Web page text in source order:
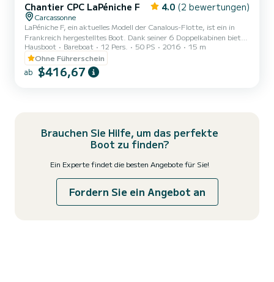
Chantier CPC LaPéniche F 4.0 (2 bewertungen)
Carcassonne
LaPéniche F, ein aktuelles Modell der Canalous-Flotte, ist ein in
Frankreich hergestelltes Boot. Dank seiner 6 Doppelkabinen bietet
es Platz für bis zu 12 Personen an Bord: beispiellos in der Welt der
Flussbootvermietung.< br> Seine 6 Doppelkabinen werden durch
3 Sanitäranlagen ergänzt, d. h. 3 Duschen, 3 Waschbecken und 3
Toiletten an Bord. An Bord finden Sie einen großen Wohnraum, in
Hausboot Bareboat 12 Pers. 50 PS 2016
15 m
Ohne Führerschein
ab $416,67
Brauchen Sie Hilfe, um das perfekte
Boot zu finden?
Ein Experte findet die besten Angebote für Sie!
Fordern Sie ein Angebot an